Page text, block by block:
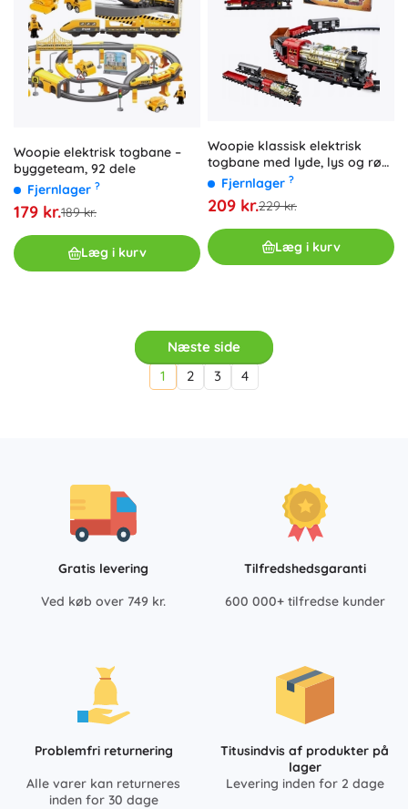
Woopie elektrisk togbane –
byggeteam, 92 dele
Fjernlager ?
179 kr.189 kr.
Læg i kurv
Woopie klassisk elektrisk
togbane med lyde, lys og røg
– sæt med 29 dele
Fjernlager ?
209 kr.229 kr.
Læg i kurv
Næste side
1
2 3 4
Gratis levering
Ved køb over 749 kr.
Tilfredshedsgaranti
600 000+ tilfredse kunder
Problemfri returnering
Alle varer kan returneres
inden for 30 dage
Titusindvis af produkter på
lager
Levering inden for 2 dage